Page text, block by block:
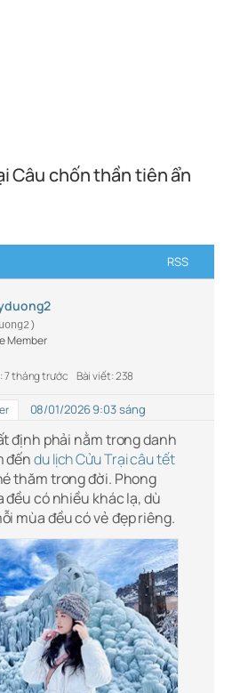
Câu chốn thần tiên ẩn
RSS
Member
7 tháng trước Bài viết: 238
08/01/2026 9:03 sáng
định phải nằm trong danh
đếndu lịch Cửu Trại câu tết
thăm trong đời. Phong
đều có nhiều khác lạ, dù
mùa đều có vẻ đẹp riêng.